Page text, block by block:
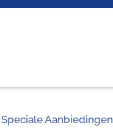
Speciale Aanbiedingen